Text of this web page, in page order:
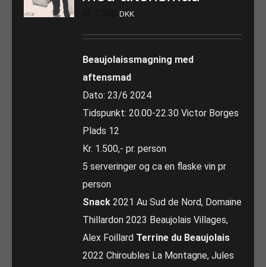
DKK
Beaujolaissmagning med
aftensmad
Dato: 23/6 2024
Tidspunkt: 20.00-22.30 Victor Borges
Plads 12
Kr. 1.500,- pr. person
5 serveringer og ca en flaske vin pr
person
Snack 2021 Au Sud de Nord, Domaine
Thillardon 2023 Beaujolais Villages,
Alex Foillard Terrine du Beaujolais
2022 Chiroubles La Montagne, Jules